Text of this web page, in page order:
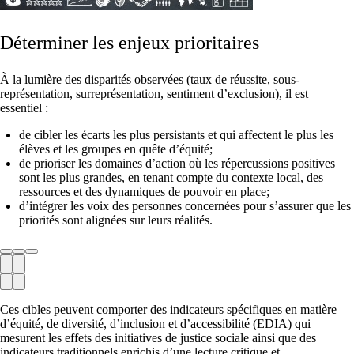
Déterminer les enjeux prioritaires
À la lumière des disparités observées (taux de réussite, sous-
représentation, surreprésentation, sentiment d’exclusion), il est
essentiel :
de cibler les écarts les plus persistants et qui affectent le plus les
élèves et les groupes en quête d’équité;
de prioriser les domaines d’action où les répercussions positives
sont les plus grandes, en tenant compte du contexte local, des
ressources et des dynamiques de pouvoir en place;
d’intégrer les voix des personnes concernées pour s’assurer que les
priorités sont alignées sur leurs réalités.
Ces cibles peuvent comporter des indicateurs spécifiques en matière
d’équité, de diversité, d’inclusion et d’accessibilité (EDIA) qui
mesurent les effets des initiatives de justice sociale ainsi que des